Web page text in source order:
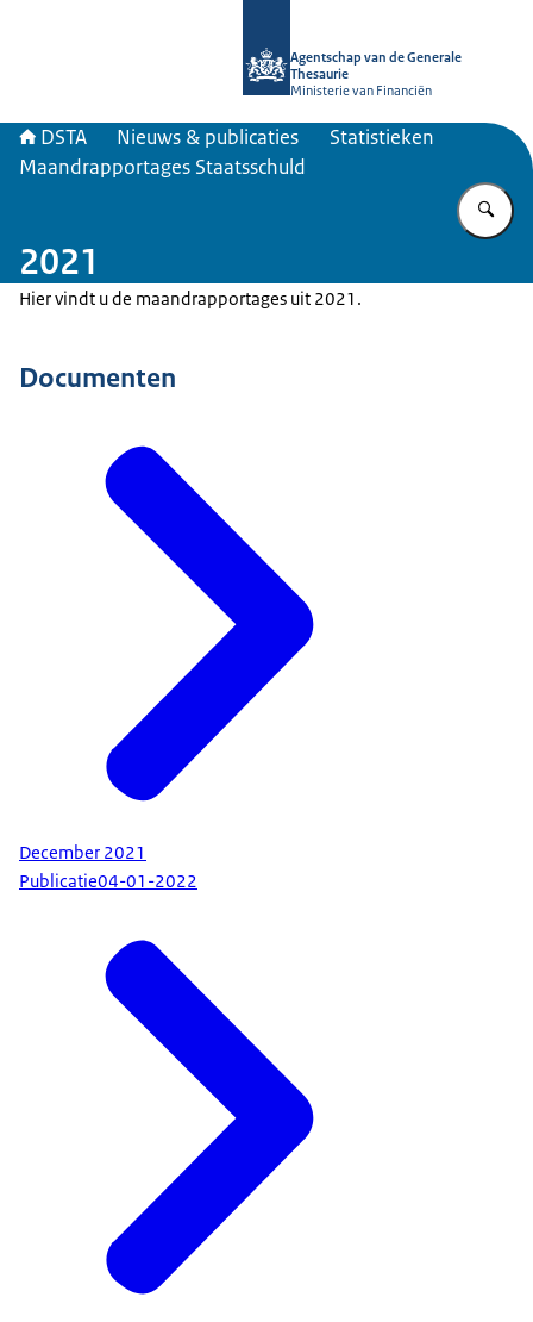
Agentschap van de Generale
Thesaurie
Ministerie van Financiën
DSTA Nieuws & publicaties
Statistieken
Maandrapportages Staatsschuld
2021
Hier vindt u de maandrapportages uit 2021.
Documenten
December 2021
Publicatie04-01-2022